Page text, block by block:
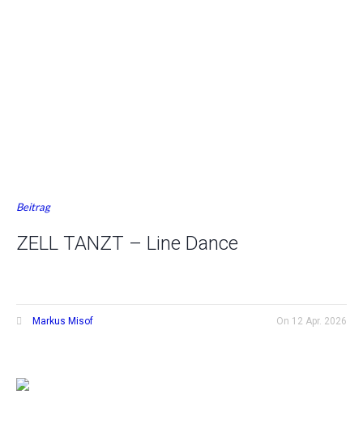
Beitrag
ZELL TANZT – Line Dance
On 12 Apr. 2026
Markus Misof